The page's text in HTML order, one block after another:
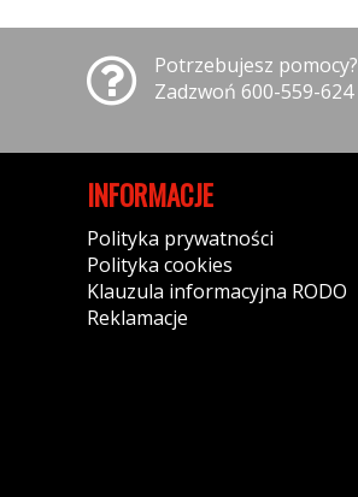
Potrzebujesz pomocy?
Zadzwoń 600-559-624
INFORMACJE
Polityka prywatności
Polityka cookies
Klauzula informacyjna RODO
Reklamacje